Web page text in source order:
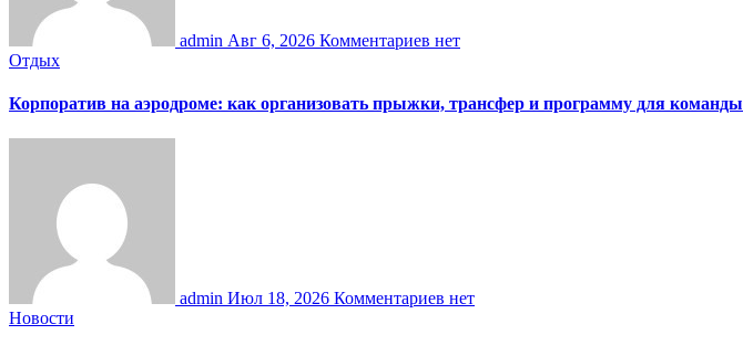
admin Авг 6, 2026 Комментариев нет
Отдых
Корпоратив на аэродроме: как организовать прыжки, трансфер и программу для команды
admin Июл 18, 2026 Комментариев нет
Новости